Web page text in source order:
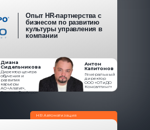
Генеральный
директор
ООО «ОТиДО
Консалтинг»
Директор центра
обучения и
развития
карьеры
АО «Апатит»,
Группа «ФосАгро»
Диана
Сидельникова
Опыт HR-партнерства с
бизнесом по развитию
культуры управления в
компании
Антон
Капитонов
HR Автоматизация